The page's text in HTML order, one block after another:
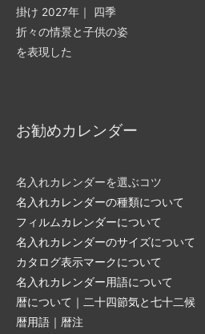
お勧めカレンダー
名入れカレンダーを選ぶコツ
名入れカレンダーの種類について
フィルムカレンダーについて
名入れカレンダーのサイズについて
カタログ表示マークについて
名入れカレンダー用語について
暦について｜二十四節気と七十二候
暦用語｜暦注